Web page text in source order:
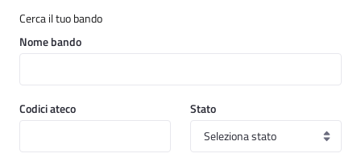
Cerca il tuo bando
Nome bando
Codici ateco Stato